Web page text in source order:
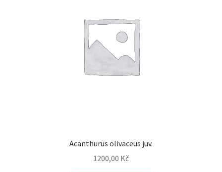
Acanthurus olivaceus juv.
1200,00 Kč